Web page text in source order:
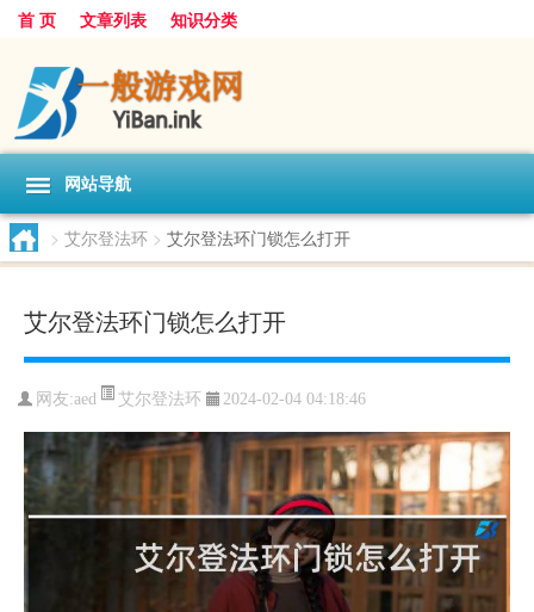
首 页 文章列表 知识分类
网站导航
> 艾尔登法环 > 艾尔登法环门锁怎么打开
艾尔登法环门锁怎么打开
网友:aed 艾尔登法环 2024-02-04 04:18:46